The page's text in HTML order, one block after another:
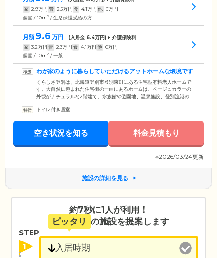
家 2.9万円 管 2.3万円 食 4.1万円 他 0万円
個室 / 10m2 / 生活保護受給の方
月額 9.6 万円 (入居金 6.4万円) + 介護保険料
家 3.2万円 管 2.3万円 食 4.1万円 他 0万円
個室 / 10m2 / 一般
わが家のように暮らしていただけるアットホームな環境です
くらしさ登別は、北海道登別市登別東町にある住宅型有料老人ホームで
す。大自然に包まれた住宅街の一画にあるホームは、ベージュカラーの
外観がナチュラルな2階建て。水族館や遊園地、温泉施設、登別漁港のあ
す。自然に溶け込むよう佇まいのホーム内には、ご入居者様が個室でお
は、アットホームな雰囲気です。スタッフが24時間体制で常駐してお
り、ご入居のみなさまにいつでも安心・快適な生活をご提供していま
トイレ付き居室
空き状況を知る 料金見積もり
※2026/03/24更新
施設の詳細を見る
約7秒に1人が利用！
ピッタリ の施設を提案します
STEP
1